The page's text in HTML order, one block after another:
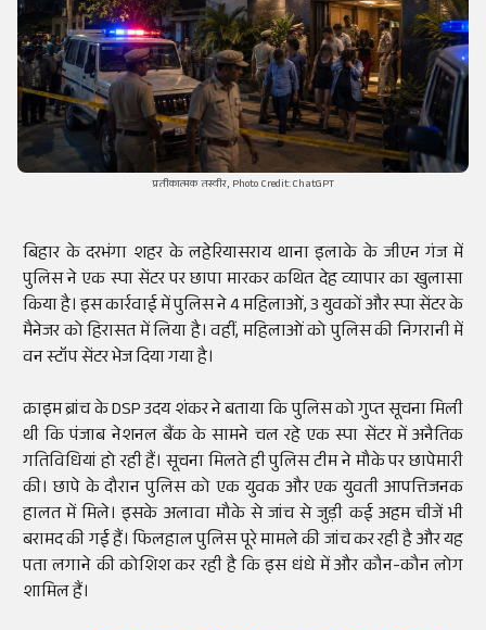
प्रतीकात्मक तस्वीर, Photo Credit: ChatGPT
बिहार के दरभंगा शहर के लहेरियासराय थाना इलाके के जीएन गंज में
पुलिस ने एक स्पा सेंटर पर छापा मारकर कथित देह व्यापार का खुलासा
किया है। इस कार्रवाई में पुलिस ने 4 महिलाओं, 3 युवकों और स्पा सेंटर के
मैनेजर को हिरासत में लिया है। वहीं, महिलाओं को पुलिस की निगरानी में
वन स्टॉप सेंटर भेज दिया गया है।
क्राइम ब्रांच के DSP उदय शंकर ने बताया कि पुलिस को गुप्त सूचना मिली
थी कि पंजाब नेशनल बैंक के सामने चल रहे एक स्पा सेंटर में अनैतिक
गतिविधियां हो रही हैं। सूचना मिलते ही पुलिस टीम ने मौके पर छापेमारी
की। छापे के दौरान पुलिस को एक युवक और एक युवती आपत्तिजनक
हालत में मिले। इसके अलावा मौके से जांच से जुड़ी कई अहम चीजें भी
बरामद की गई हैं। फिलहाल पुलिस पूरे मामले की जांच कर रही है और यह
पता लगाने की कोशिश कर रही है कि इस धंधे में और कौन-कौन लोग
शामिल हैं।